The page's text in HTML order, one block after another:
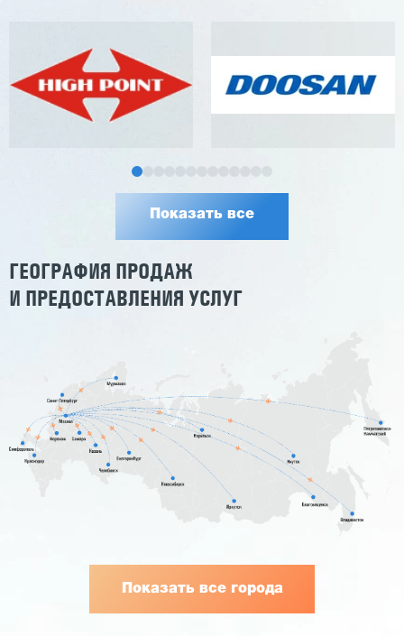
Показать все
ГЕОГРАФИЯ ПРОДАЖ
И ПРЕДОСТАВЛЕНИЯ УСЛУГ
Показать все города